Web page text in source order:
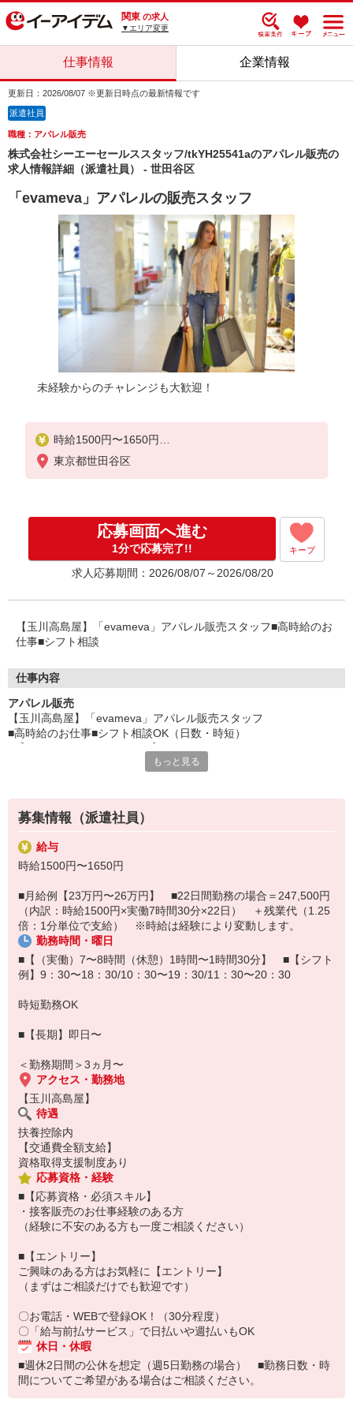
関東 の求人
▼エリア変更
仕事情報 企業情報
更新日：2026/08/07 ※更新日時点の最新情報です
派遣社員
職種：アパレル販売
株式会社シーエーセールススタッフ/tkYH25541aのアパレル販売の
求人情報詳細（派遣社員） - 世田谷区
「evameva」アパレルの販売スタッフ
未経験からのチャレンジも大歓迎！
時給1500円〜1650円
■月給例【23万円〜26万円】 ■22日間勤務の場合＝
は経験により変動します。
東京都世田谷区
応募画面へ進む
1分で応募完了!! キープ
求人応募期間：2026/08/07～2026/08/20
【玉川高島屋】「evameva」アパレル販売スタッフ■高時給のお
仕事■シフト相談
仕事内容
アパレル販売
【玉川高島屋】「evameva」アパレル販売スタッフ
■高時給のお仕事■シフト相談OK（日数・時短）
老舗ニットメーカーのファクトリーブランド。
飾らない等身大の暮らしに寄り添う姿勢など、目には見えないさま
ざまな想いが込められている。
●お客様対応・販売業務
・商品（アパレル、服飾雑貨など）の説明、コーディネート提案
・レジ清算、商品のラッピング、お見送り
■【勤務時の服装】
・私服勤務（購入の場合は15％OFF）
■【シフトについて】
・週4〜5日勤務をベースに募集
〇時短相談可能（5時間/1日〜）
もっと見る
募集情報（派遣社員）
給与
時給1500円〜1650円
■月給例【23万円〜26万円】 ■22日間勤務の場合＝247,500円
（内訳：時給1500円×実働7時間30分×22日） ＋残業代（1.25
倍：1分単位で支給） ※時給は経験により変動します。
勤務時間・曜日
■【（実働）7〜8時間（休憩）1時間〜1時間30分】 ■【シフト
例】9：30〜18：30/10：30〜19：30/11：30〜20：30
時短勤務OK
■【長期】即日〜
＜勤務期間＞3ヵ月〜
アクセス・勤務地
【玉川高島屋】
待遇
扶養控除内
【交通費全額支給】
資格取得支援制度あり
応募資格・経験
■【応募資格・必須スキル】
・接客販売のお仕事経験のある方
（経験に不安のある方も一度ご相談ください）
■【エントリー】
ご興味のある方はお気軽に【エントリー】
（まずはご相談だけでも歓迎です）
〇お電話・WEBで登録OK！（30分程度）
〇「給与前払サービス」で日払いや週払いもOK
休日・休暇
■週休2日間の公休を想定（週5日勤務の場合） ■勤務日数・時
間についてご希望がある場合はご相談ください。